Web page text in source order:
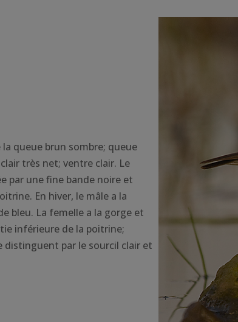
queue brun sombre; queue
très net; ventre clair. Le
par une fine bande noire et
En hiver, le mâle a la
bleu. La femelle a la gorge et
inférieure de la poitrine;
distinguent par le sourcil clair et